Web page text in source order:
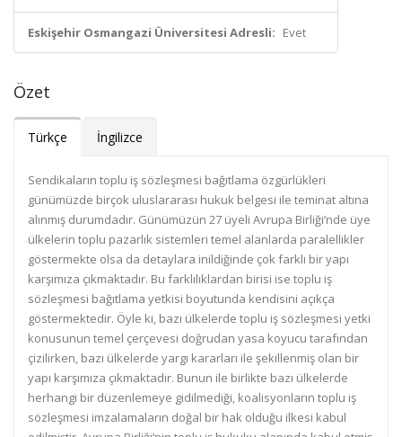
Eskişehir Osmangazi Üniversitesi Adresli: Evet
Özet
Türkçe İngilizce
Sendikaların toplu iş sözleşmesi bağıtlama özgürlükleri
günümüzde birçok uluslararası hukuk belgesi ile teminat altına
alınmış durumdadır. Günümüzün 27 üyeli Avrupa Birliği’nde üye
ülkelerin toplu pazarlık sistemleri temel alanlarda paralellikler
göstermekte olsa da detaylara inildiğinde çok farklı bir yapı
karşımıza çıkmaktadır. Bu farklılıklardan birisi ise toplu iş
sözleşmesi bağıtlama yetkisi boyutunda kendisini açıkça
göstermektedir. Öyle ki, bazı ülkelerde toplu iş sözleşmesi yetki
konusunun temel çerçevesi doğrudan yasa koyucu tarafından
çizilirken, bazı ülkelerde yargı kararları ile şekillenmiş olan bir
yapı karşımıza çıkmaktadır. Bunun ile birlikte bazı ülkelerde
herhangi bir düzenlemeye gidilmediği, koalisyonların toplu iş
sözleşmesi imzalamaların doğal bir hak olduğu ilkesi kabul